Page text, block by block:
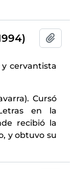
cervantista
Cursó
en la
recibió la
y obtuvo su